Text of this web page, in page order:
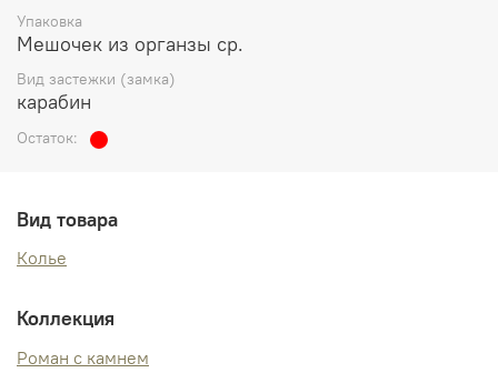
Упаковка
Мешочек из органзы ср.
Вид застежки (замка)
карабин
Остаток:
Вид товара
Колье
Коллекция
Роман с камнем